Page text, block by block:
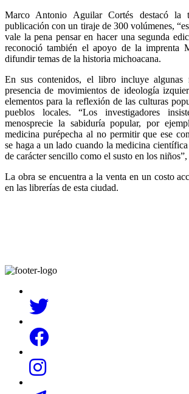
Marco Antonio Aguilar Cortés destacó la
publicación con un tiraje de 300 volúmenes,
vale la pena pensar en hacer una segunda
reconoció también el apoyo de la imprenta
difundir temas de la historia michoacana.
En sus contenidos, el libro incluye algunas
presencia de movimientos de ideología
elementos para la reflexión de las culturas
pueblos locales. “Los investigadores
menosprecie la sabiduría popular, por
medicina purépecha al no permitir que ese
se haga a un lado cuando la medicina
de carácter sencillo como el susto en los
La obra se encuentra a la venta en un costo
en las librerías de esta ciudad.